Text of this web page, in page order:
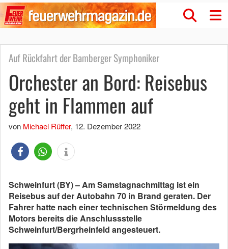
Auf Rückfahrt der Bamberger Symphoniker
Orchester an Bord: Reisebus
geht in Flammen auf
von Michael Rüffer, 12. Dezember 2022
Schweinfurt (BY) – Am Samstagnachmittag ist ein
Reisebus auf der Autobahn 70 in Brand geraten. Der
Fahrer hatte nach einer technischen Störmeldung des
Motors bereits die Anschlussstelle
Schweinfurt/Bergrheinfeld angesteuert.